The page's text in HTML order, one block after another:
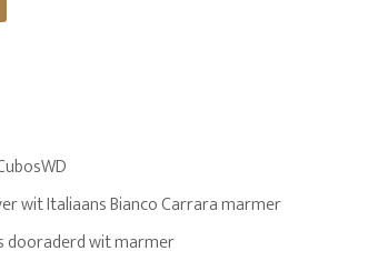
wit Italiaans Bianco Carrara marmer
dooraderd wit marmer